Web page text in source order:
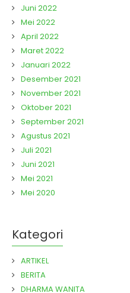
Juni 2022
Mei 2022
April 2022
Maret 2022
Januari 2022
Desember 2021
November 2021
Oktober 2021
September 2021
Agustus 2021
Juli 2021
Juni 2021
Mei 2021
Mei 2020
Kategori
ARTIKEL
BERITA
DHARMA WANITA